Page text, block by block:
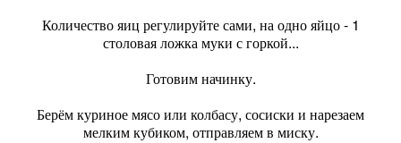
Количество яиц регулируйте сами, на одно яйцо - 1
столовая ложка муки с горкой...
Готовим начинку.
Берём куриное мясо или колбасу, сосиски и нарезаем
мелким кубиком, отправляем в миску.